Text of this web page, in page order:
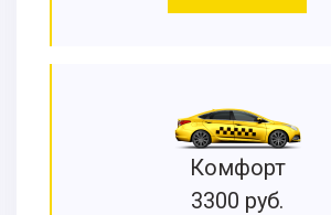
Комфорт
3300 руб.